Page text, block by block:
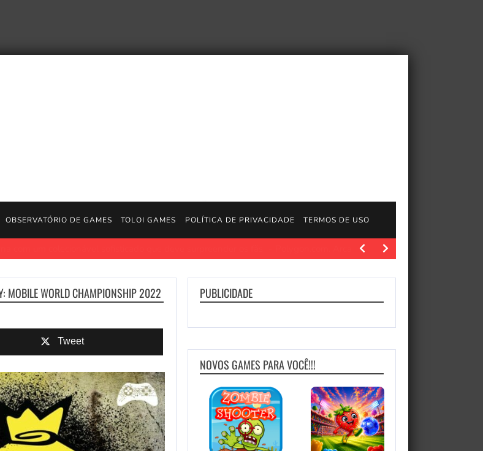
OBSERVATÓRIO DE GAMES TOLOI GAMES POLÍTICA DE PRIVACIDADE TERMOS DE USO
Polygon.com. Arcano: League of Legends estabeleceu um novo
MOBILE WORLD CHAMPIONSHIP 2022
Tweet
PUBLICIDADE
NOVOS GAMES PARA VOCÊ!!!